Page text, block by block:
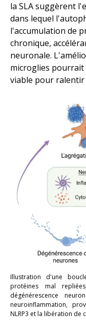
la SLA suggèrent
dans lequel
l'accumulation de
chronique,
neuronale.
microglies
viable pour ralentir
Illustration d'une
protéines mal
dégénérescence
neuroinflammation,
NLRP3 et la libération de